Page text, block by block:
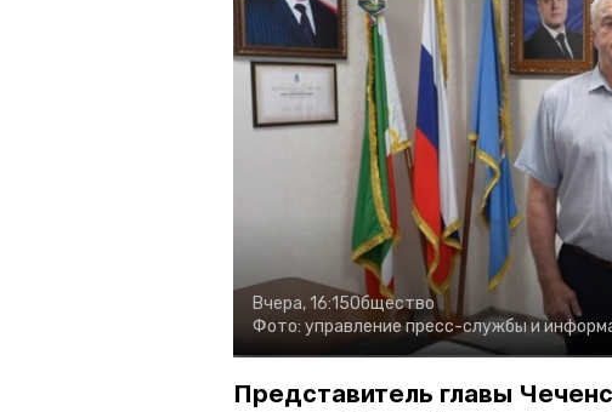
Вчера, 16:15Общество
Фото: управление пресс-службы и
Представитель главы